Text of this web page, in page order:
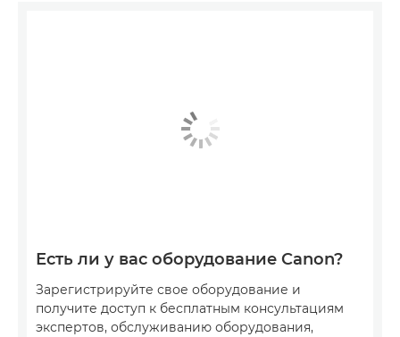
Есть ли у вас оборудование Canon?
Зарегистрируйте свое оборудование и
получите доступ к бесплатным консультациям
экспертов, обслуживанию оборудования,